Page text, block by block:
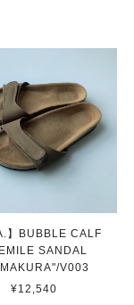
】BUBBLE CALF
SANDAL
V003
¥12,540